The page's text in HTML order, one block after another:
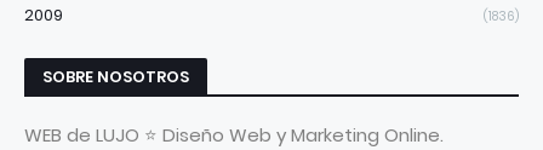
2009 (1836)
SOBRE NOSOTROS
WEB de LUJO ⭐ Diseño Web y Marketing Online.